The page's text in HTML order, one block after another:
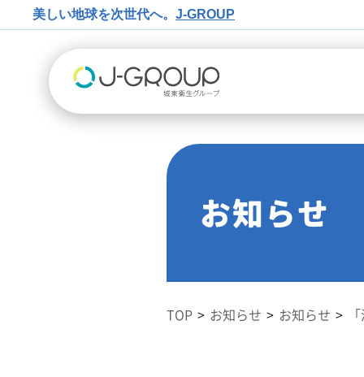
美しい地球を次世代へ。 J-GROUP
お知らせ
TOP お知らせ お知らせ